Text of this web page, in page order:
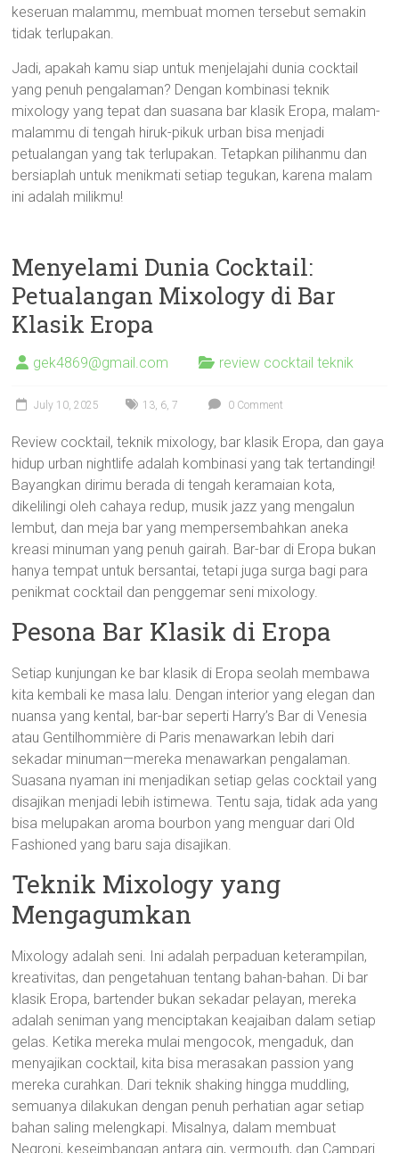
keseruan malammu, membuat momen tersebut semakin
tidak terlupakan.
Jadi, apakah kamu siap untuk menjelajahi dunia cocktail
yang penuh pengalaman? Dengan kombinasi teknik
mixology yang tepat dan suasana bar klasik Eropa, malam-
malammu di tengah hiruk-pikuk urban bisa menjadi
petualangan yang tak terlupakan. Tetapkan pilihanmu dan
bersiaplah untuk menikmati setiap tegukan, karena malam
ini adalah milikmu!
Menyelami Dunia Cocktail:
Petualangan Mixology di Bar
Klasik Eropa
gek4869@gmail.com review cocktail teknik
July 10, 2025 13, 6,7 0 Comment
Review cocktail, teknik mixology, bar klasik Eropa, dan gaya
hidup urban nightlife adalah kombinasi yang tak tertandingi!
Bayangkan dirimu berada di tengah keramaian kota,
dikelilingi oleh cahaya redup, musik jazz yang mengalun
lembut, dan meja bar yang mempersembahkan aneka
kreasi minuman yang penuh gairah. Bar-bar di Eropa bukan
hanya tempat untuk bersantai, tetapi juga surga bagi para
penikmat cocktail dan penggemar seni mixology.
Pesona Bar Klasik di Eropa
Setiap kunjungan ke bar klasik di Eropa seolah membawa
kita kembali ke masa lalu. Dengan interior yang elegan dan
nuansa yang kental, bar-bar seperti Harry’s Bar di Venesia
atau Gentilhommière di Paris menawarkan lebih dari
sekadar minuman—mereka menawarkan pengalaman.
Suasana nyaman ini menjadikan setiap gelas cocktail yang
disajikan menjadi lebih istimewa. Tentu saja, tidak ada yang
bisa melupakan aroma bourbon yang menguar dari Old
Fashioned yang baru saja disajikan.
Teknik Mixology yang
Mengagumkan
Mixology adalah seni. Ini adalah perpaduan keterampilan,
kreativitas, dan pengetahuan tentang bahan-bahan. Di bar
klasik Eropa, bartender bukan sekadar pelayan, mereka
adalah seniman yang menciptakan keajaiban dalam setiap
gelas. Ketika mereka mulai mengocok, mengaduk, dan
menyajikan cocktail, kita bisa merasakan passion yang
mereka curahkan. Dari teknik shaking hingga muddling,
semuanya dilakukan dengan penuh perhatian agar setiap
bahan saling melengkapi. Misalnya, dalam membuat
Negroni, keseimbangan antara gin, vermouth, dan Campari